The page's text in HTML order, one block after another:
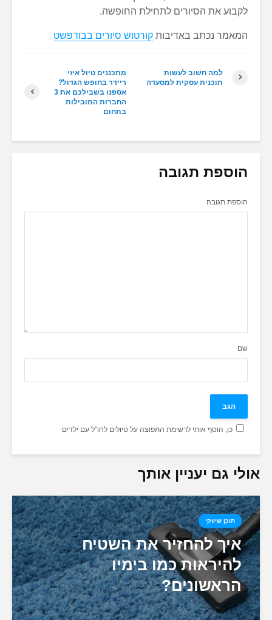
לקבוע את הסיורים לתחילת החופשה.
המאמר נכתב באדיבות קורטוש סיורים בבודפשט
מתכננים טיול איזי
ריידר בחופש הגדול?
אספנו בשבילכם את 3
החברות המובילות
בתחום
למה חשוב לעשות
תוכנית עסקית למסעדה
הוספת תגובה
הוספת תגובה
שם
כן, הוסף אותי לרשימת התפוצה על טיולים לחו"ל עם ילדים
אולי גם יעניין אותך
תוכן שיווקי
איך להחזיר את השטיח
להיראות כמו בימיו
הראשונים?